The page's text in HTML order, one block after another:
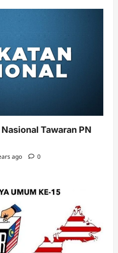
Tawaran PN
ago 0